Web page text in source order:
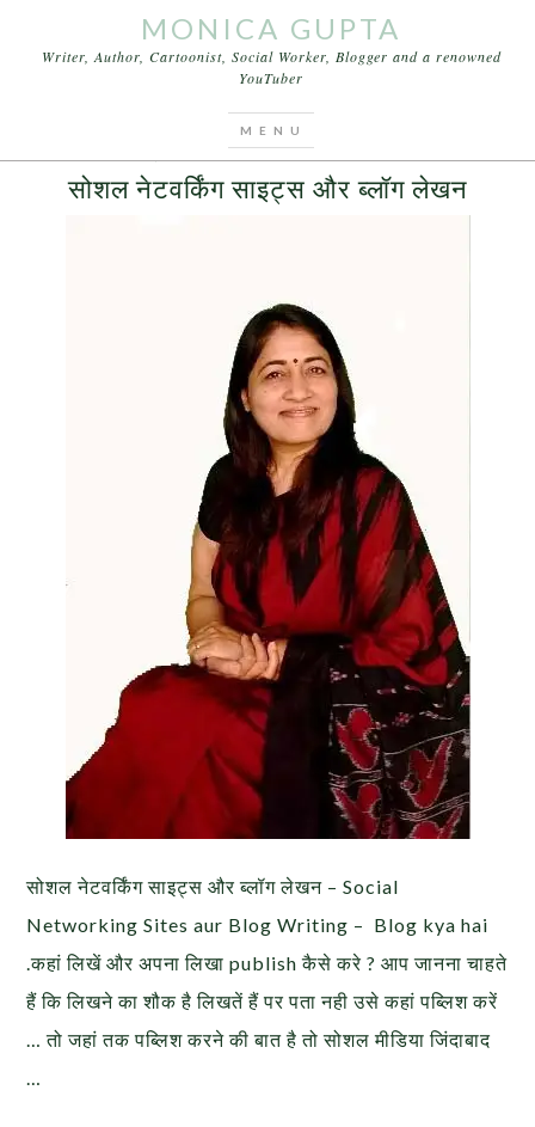
MONICA GUPTA
Writer, Author, Cartoonist, Social Worker, Blogger and a renowned
YouTuber
सोशल नेटवर्किंग साइट्स और ब्लॉग लेखन
सोशल नेटवर्किंग साइट्स और ब्लॉग लेखन – Social
Networking Sites aur Blog Writing – Blog kya hai
.कहां लिखें और अपना लिखा publish कैसे करे ? आप जानना चाहते
हैं कि लिखने का शौक है लिखतें हैं पर पता नही उसे कहां पब्लिश करें
… तो जहां तक पब्लिश करने की बात है तो सोशल मीडिया जिंदाबाद
…